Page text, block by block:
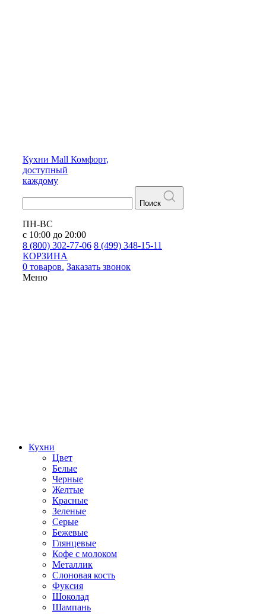
Кухни Mall Комфорт,
доступный
каждому
Поиск
ПН-ВС
с 10:00 до 20:00
8 (800) 302-77-06 8 (499) 348-15-11
КОРЗИНА
0 товаров. Заказать звонок
Меню
Кухни
Цвет
Белые
Черные
Желтые
Красные
Зеленые
Серые
Бежевые
Глянцевые
Кофе с молоком
Металлик
Слоновая кость
Фуксия
Шоколад
Шампань